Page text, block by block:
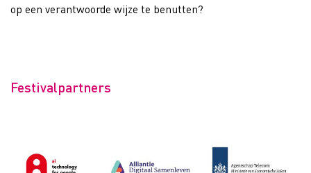
op een verantwoorde wijze te benutten?
Festivalpartners